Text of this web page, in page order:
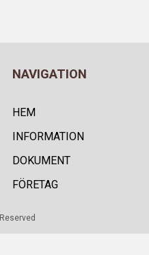
NAVIGATION
HEM
INFORMATION
DOKUMENT
FÖRETAG